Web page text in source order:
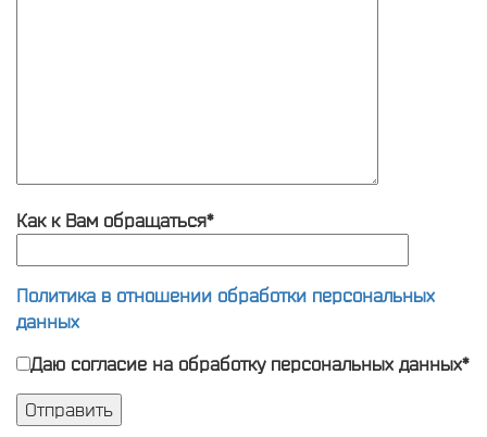
Как к Вам обращаться*
Политика в отношении обработки персональных
данных
Даю согласие на обработку персональных данных*